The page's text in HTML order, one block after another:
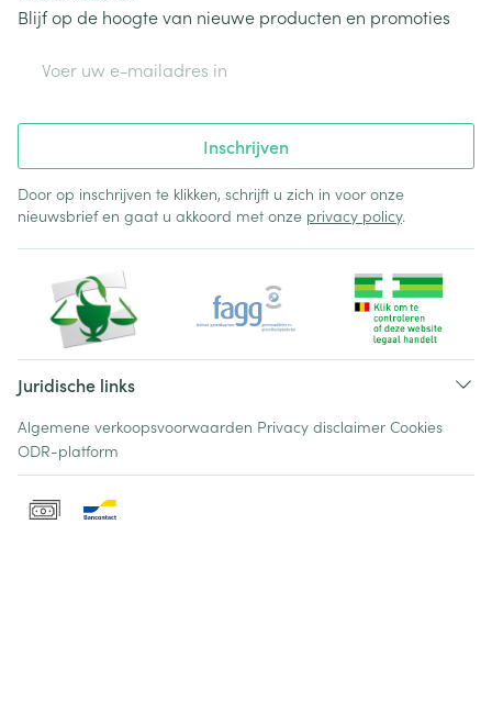
Blijf op de hoogte van nieuwe producten en promoties
Inschrijven
Door op inschrijven te klikken, schrijft u zich in voor onze
nieuwsbrief en gaat u akkoord met onze privacy policy.
Juridische links
Algemene verkoopsvoorwaarden Privacy disclaimer Cookies
ODR-platform